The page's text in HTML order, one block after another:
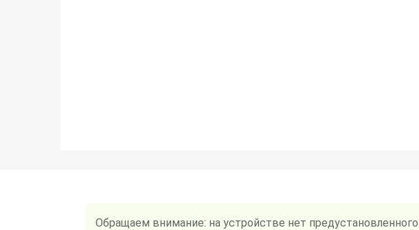
Обращаем внимание: на устройстве нет